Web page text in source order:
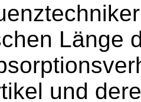
Länge
und